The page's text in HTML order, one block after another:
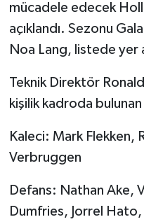
mücadele edecek
açıklandı. Sezonu
Noa Lang, listede yer
Teknik Direktör
kişilik kadroda
Kaleci: Mark Flekken,
Verbruggen
Defans: Nathan Ake,
Dumfries, Jorrel Hato,